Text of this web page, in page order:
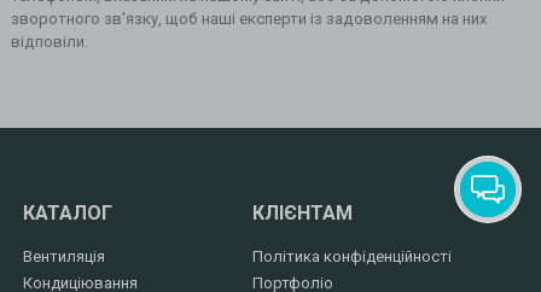
зворотного зв'язку, щоб наші експерти із задоволенням на них
відповіли.
КАТАЛОГ
Вентиляція
Кондиціювання
КЛІЄНТАМ
Політика конфіденційності
Портфоліо